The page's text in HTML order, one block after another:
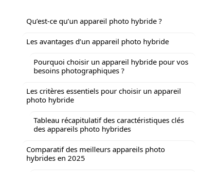
Qu’est-ce qu’un appareil photo hybride ?
Les avantages d’un appareil photo hybride
Pourquoi choisir un appareil hybride pour vos
besoins photographiques ?
Les critères essentiels pour choisir un appareil
photo hybride
Tableau récapitulatif des caractéristiques clés
des appareils photo hybrides
Comparatif des meilleurs appareils photo
hybrides en 2025